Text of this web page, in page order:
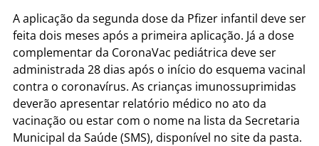
A aplicação da segunda dose da Pfizer infantil deve ser
feita dois meses após a primeira aplicação. Já a dose
complementar da CoronaVac pediátrica deve ser
administrada 28 dias após o início do esquema vacinal
contra o coronavírus. As crianças imunossuprimidas
deverão apresentar relatório médico no ato da
vacinação ou estar com o nome na lista da Secretaria
Municipal da Saúde (SMS), disponível no site da pasta.